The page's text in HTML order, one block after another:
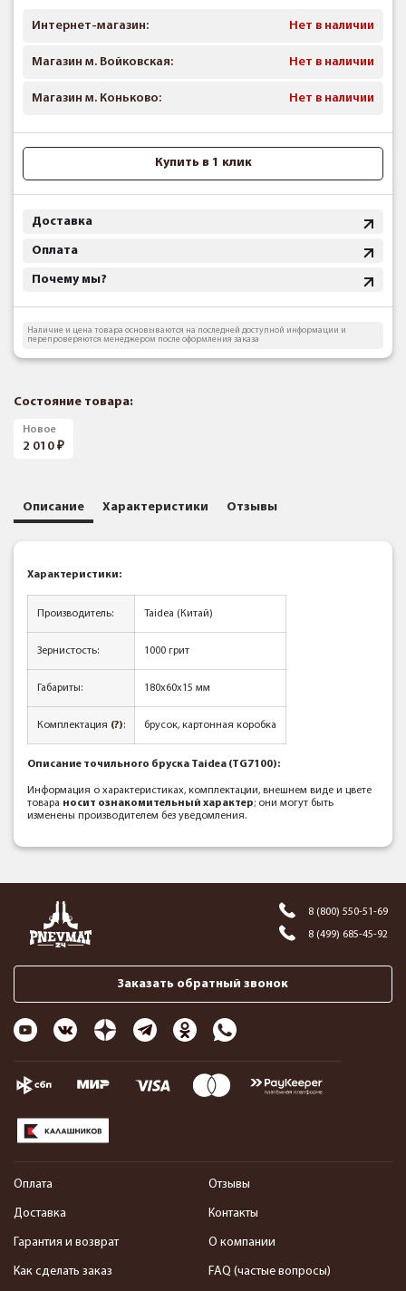
Интернет-магазин: Нет в наличии
Магазин м. Войковская: Нет в наличии
Магазин м. Коньково: Нет в наличии
Купить в 1 клик
Доставка
Оплата
Почему мы?
Наличие и цена товара основываются на последней доступной информации и
перепроверяются менеджером после оформления заказа
Состояние товара:
Новое
2 010
Описание Характеристики Отзывы
Характеристики:
Производитель: Taidea (Китай)
Зернистость: 1000 грит
Габариты: 180x60x15 мм
Комплектация (?): брусок, картонная коробка
Описание точильного бруска Taidea (TG7100):
Информация о характеристиках, комплектации, внешнем виде и цвете
товара носит ознакомительный характер; они могут быть
изменены производителем без уведомления.
8 (800) 550-51-69
8 (499) 685-45-92
Заказать обратный звонок
Оплата
Доставка
Гарантия и возврат
Как сделать заказ
Отзывы
Контакты
О компании
FAQ (частые вопросы)